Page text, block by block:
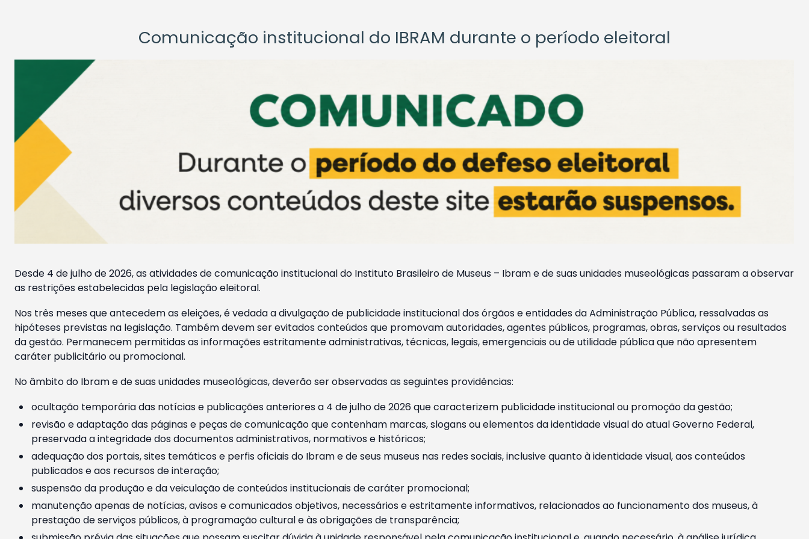
Comunicação institucional do IBRAM durante o período eleitoral
Desde 4 de julho de 2026, as atividades de comunicação institucional do Instituto Brasileiro de Museus – Ibram e de suas unidades museológicas passaram a observar
as restrições estabelecidas pela legislação eleitoral.
Nos três meses que antecedem as eleições, é vedada a divulgação de publicidade institucional dos órgãos e entidades da Administração Pública, ressalvadas as
hipóteses previstas na legislação. Também devem ser evitados conteúdos que promovam autoridades, agentes públicos, programas, obras, serviços ou resultados
da gestão. Permanecem permitidas as informações estritamente administrativas, técnicas, legais, emergenciais ou de utilidade pública que não apresentem
caráter publicitário ou promocional.
No âmbito do Ibram e de suas unidades museológicas, deverão ser observadas as seguintes providências:
ocultação temporária das notícias e publicações anteriores a 4 de julho de 2026 que caracterizem publicidade institucional ou promoção da gestão;
revisão e adaptação das páginas e peças de comunicação que contenham marcas, slogans ou elementos da identidade visual do atual Governo Federal,
preservada a integridade dos documentos administrativos, normativos e históricos;
adequação dos portais, sites temáticos e perfis oficiais do Ibram e de seus museus nas redes sociais, inclusive quanto à identidade visual, aos conteúdos
publicados e aos recursos de interação;
suspensão da produção e da veiculação de conteúdos institucionais de caráter promocional;
manutenção apenas de notícias, avisos e comunicados objetivos, necessários e estritamente informativos, relacionados ao funcionamento dos museus, à
prestação de serviços públicos, à programação cultural e às obrigações de transparência;